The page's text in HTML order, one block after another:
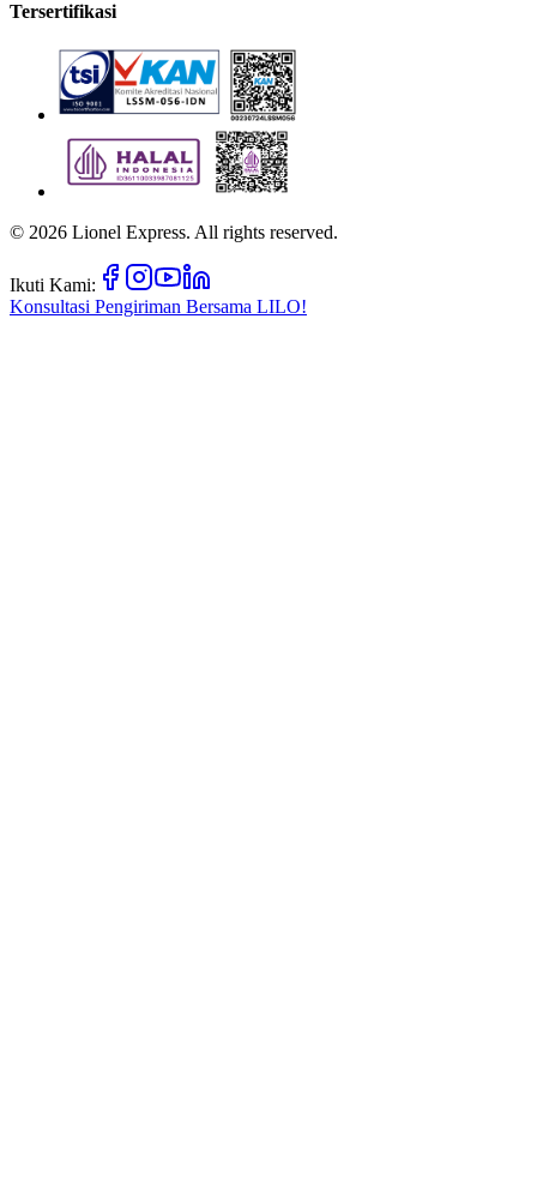
Tersertifikasi
© 2026 Lionel Express. All rights reserved.
Ikuti Kami:
Konsultasi Pengiriman Bersama LILO!